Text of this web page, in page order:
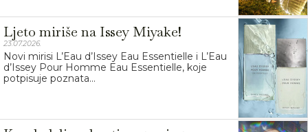
Ljeto miriše na Issey Miyake!
23.07.2026.
Novi mirisi L’Eau d’Issey Eau Essentielle i L’Eau
d’Issey Pour Homme Eau Essentielle, koje
potpisuje poznata...